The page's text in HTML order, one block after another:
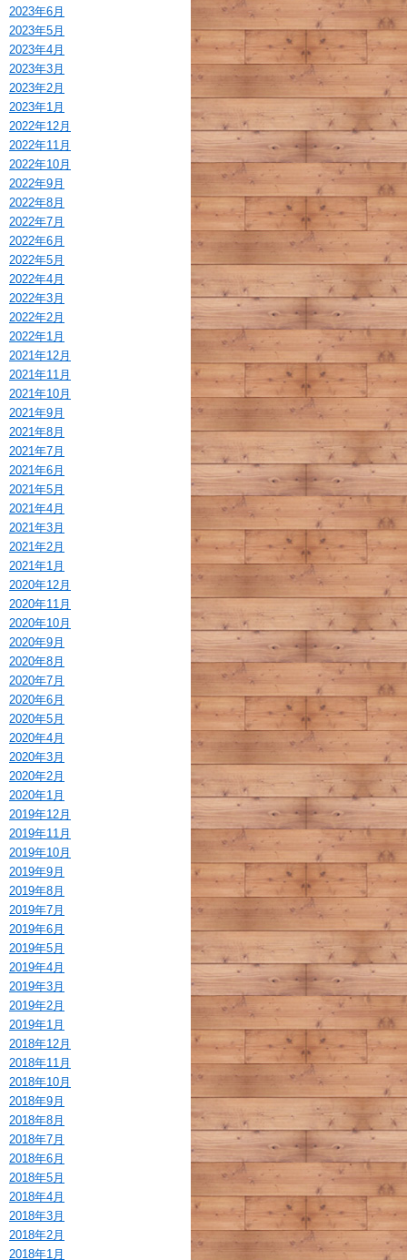
2023年6月
2023年5月
2023年4月
2023年3月
2023年2月
2023年1月
2022年12月
2022年11月
2022年10月
2022年9月
2022年8月
2022年7月
2022年6月
2022年5月
2022年4月
2022年3月
2022年2月
2022年1月
2021年12月
2021年11月
2021年10月
2021年9月
2021年8月
2021年7月
2021年6月
2021年5月
2021年4月
2021年3月
2021年2月
2021年1月
2020年12月
2020年11月
2020年10月
2020年9月
2020年8月
2020年7月
2020年6月
2020年5月
2020年4月
2020年3月
2020年2月
2020年1月
2019年12月
2019年11月
2019年10月
2019年9月
2019年8月
2019年7月
2019年6月
2019年5月
2019年4月
2019年3月
2019年2月
2019年1月
2018年12月
2018年11月
2018年10月
2018年9月
2018年8月
2018年7月
2018年6月
2018年5月
2018年4月
2018年3月
2018年2月
2018年1月